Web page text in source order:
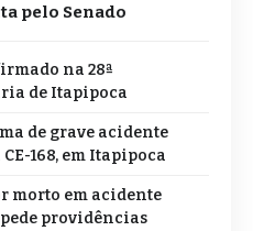
pelo Senado
na 28ª
de Itapipoca
de grave acidente
168, em Itapipoca
morto em acidente
providências